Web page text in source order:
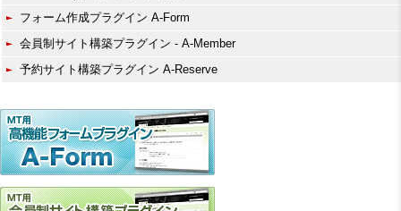
フォーム作成プラグイン A-Form
会員制サイト構築プラグイン - A-Member
予約サイト構築プラグイン A-Reserve